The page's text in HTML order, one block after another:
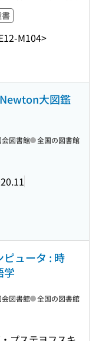
M104>
大図鑑
会図書館 全国の図書館
ュータ : 時
学
会図書館 全国の図書館